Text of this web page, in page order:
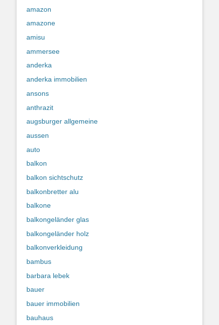
amazon
amazone
amisu
ammersee
anderka
anderka immobilien
ansons
anthrazit
augsburger allgemeine
aussen
auto
balkon
balkon sichtschutz
balkonbretter alu
balkone
balkongeländer glas
balkongeländer holz
balkonverkleidung
bambus
barbara lebek
bauer
bauer immobilien
bauhaus